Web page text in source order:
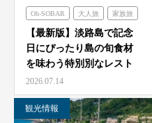
Oh-SOBAR 大人旅 家族旅
食べる フレンチの森
オーシャンテラス
のじまスコーラ 青海波
海神人の食卓
【最新版】淡路島で記念
日にぴったり島の旬食材
を味わう特別別なレスト
ラン7選
2026.07.14
観光情報